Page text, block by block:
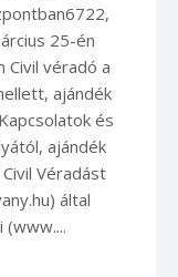
25-én
Civil véradó a
ajándék
és
ajándék
Véradást
által